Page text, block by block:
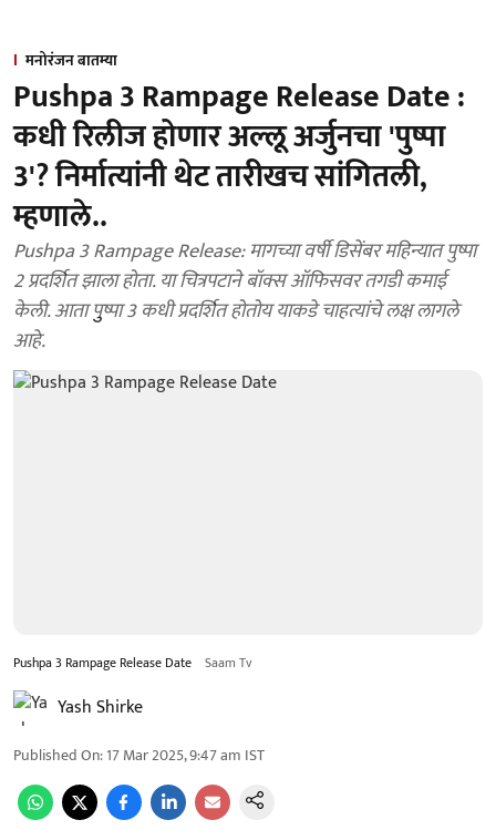
मनोरंजन बातम्या
Pushpa 3 Rampage Release Date :
कधी रिलीज होणार अल्लू अर्जुनचा 'पुष्पा
3'? निर्मात्यांनी थेट तारीखच सांगितली,
म्हणाले..
Pushpa 3 Rampage Release: मागच्या वर्षी डिसेंबर महिन्यात पुष्पा
2 प्रदर्शित झाला होता. या चित्रपटाने बॉक्स ऑफिसवर तगडी कमाई
केली. आता पुुष्पा 3 कधी प्रदर्शित होतोय याकडे चाहत्यांचे लक्ष लागले
आहे.
Pushpa 3 Rampage Release Date Saam Tv
Yash Shirke
Published On:17 Mar 2025, 9:47 am IST